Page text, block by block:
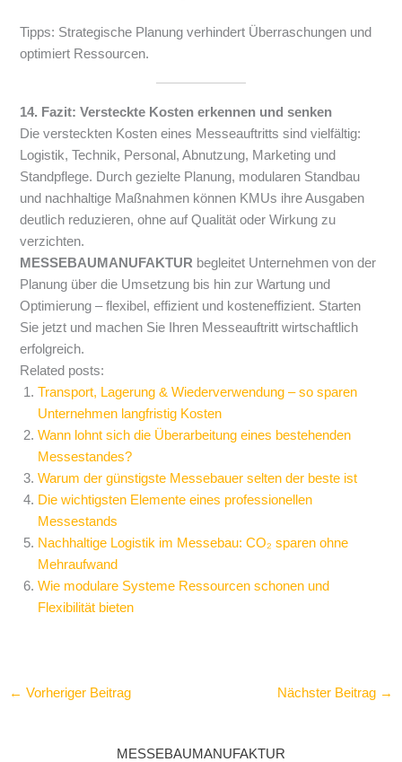
Tipps: Strategische Planung verhindert Überraschungen und
optimiert Ressourcen.
14. Fazit: Versteckte Kosten erkennen und senken
Die versteckten Kosten eines Messeauftritts sind vielfältig:
Logistik, Technik, Personal, Abnutzung, Marketing und
Standpflege. Durch gezielte Planung, modularen Standbau
und nachhaltige Maßnahmen können KMUs ihre Ausgaben
deutlich reduzieren, ohne auf Qualität oder Wirkung zu
verzichten.
MESSEBAUMANUFAKTUR begleitet Unternehmen von der
Planung über die Umsetzung bis hin zur Wartung und
Optimierung – flexibel, effizient und kosteneffizient. Starten
Sie jetzt und machen Sie Ihren Messeauftritt wirtschaftlich
erfolgreich.
Related posts:
Transport, Lagerung & Wiederverwendung – so sparen
Unternehmen langfristig Kosten
Wann lohnt sich die Überarbeitung eines bestehenden
Messestandes?
Warum der günstigste Messebauer selten der beste ist
Die wichtigsten Elemente eines professionellen
Messestands
Nachhaltige Logistik im Messebau: CO₂ sparen ohne
Mehraufwand
Wie modulare Systeme Ressourcen schonen und
Flexibilität bieten
← Vorheriger Beitrag Nächster Beitrag →
MESSEBAUMANUFAKTUR